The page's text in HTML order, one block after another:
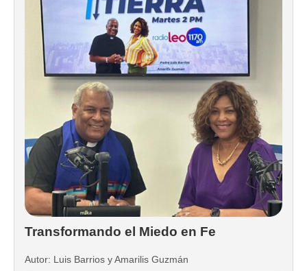
Transformando el Miedo en Fe
Autor: Luis Barrios y Amarilis Guzmán